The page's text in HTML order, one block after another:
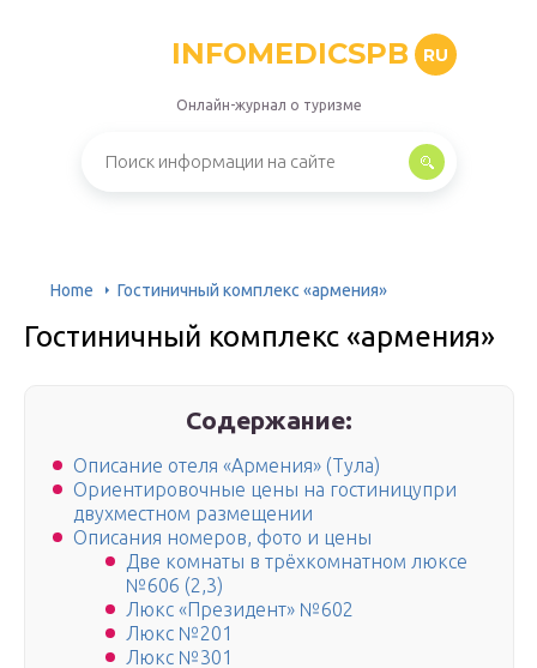
INFOMEDICSPB RU
Онлайн-журнал о туризме
Home Гостиничный комплекс «армения»
Гостиничный комплекс «армения»
Содержание:
Описание отеля «Армения» (Тула)
Ориентировочные цены на гостиницупри
двухместном размещении
Описания номеров, фото и цены
Две комнаты в трёхкомнатном люксе
№606 (2,3)
Люкс «Президент» №602
Люкс №201
Люкс №301